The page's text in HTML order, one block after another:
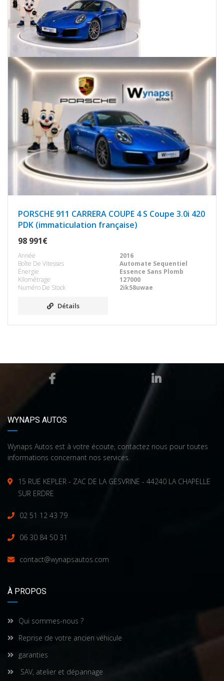
PORSCHE 911 CARRERA COUPE 4 S Coupe 3.0i 420
PDK (immaticulation française)
98 991€
Année
2016
Boîte De Vitesses
Automate Sequentiel
Énergie
Essence Sans Plomb
Kilométrage
127000
Numéro De Stock
2ik58uwae
Détails
WYNAPS AUTOS
Wynaps Autos est à votre écoute, contactez nous pour toutes
informations concernant nos services.
15 RUE KEPLER - ZAC DE LA GESVRINE - 44240 LA CHAPELLE
SUR ERDRE
02 51 12 43 79
06 30 84 50 31
contact@wynapsautos.com
À PROPOS
Qui sommes-nous ?
Reprise de votre ancien véhicule
garanties
SAV, atelier et dépannage